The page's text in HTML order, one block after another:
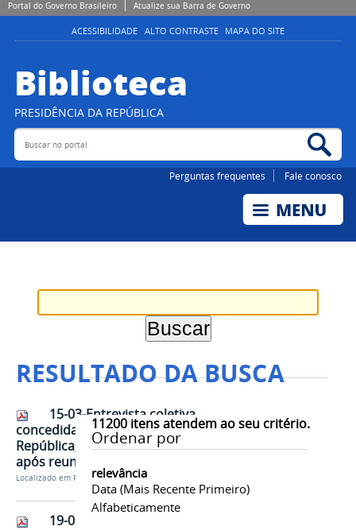
Portal do Governo Brasileiro Atualize sua Barra de Governo
ACESSIBILIDADE ALTO CONTRASTE MAPA DO SITE
Biblioteca
PRESIDÊNCIA DA REPÚBLICA
Buscar no portal
Perguntas frequentes Fale conosco
RESULTADO DA BUSCA
11200itens atendem ao seu critério.
Ordenar por
relevância
Data (mais Recente Primeiro)
Alfabeticamente
15-03-Entrevista coletiva
concedida pelo Presidente da
República, Luiz Inácio Lula da Silva,
após reunião com educadores
Localizado em Presidência /…/2º Mandato
19-03-Entrevista exclusiva